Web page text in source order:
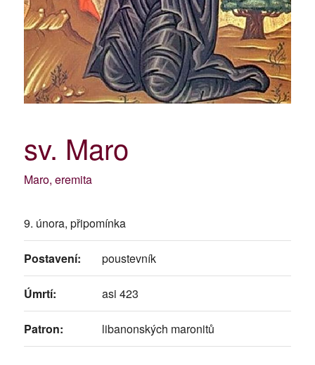
sv. Maro
Maro, eremita
9. února, připomínka
Postavení: poustevník
Úmrtí: asi 423
Patron: libanonských maronitů